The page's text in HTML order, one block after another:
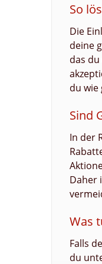
So
Die
deine
das
du wie
Sind
In der
Daher
Was
Falls
du